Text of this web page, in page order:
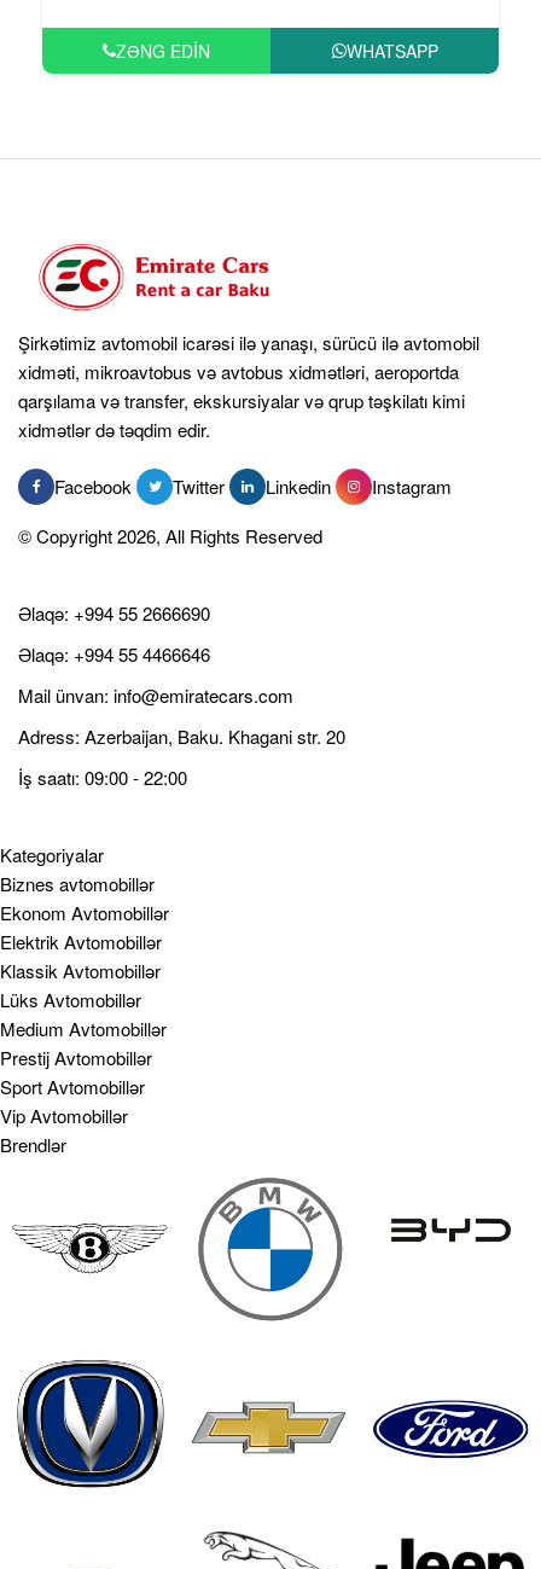
ZƏNG EDIN WHATSAPP
Şirkətimiz avtomobil icarəsi ilə yanaşı, sürücü ilə avtomobil
xidməti, mikroavtobus və avtobus xidmətləri, aeroportda
qarşılama və transfer, ekskursiyalar və qrup təşkilatı kimi
xidmətlər də təqdim edir.
Facebook Twitter Linkedin
Instagram
© Copyright 2026, All Rights Reserved
Əlaqə: +994 55 2666690
Əlaqə: +994 55 4466646
Mail ünvan: info@emiratecars.com
Adress: Azerbaijan, Baku. Khagani str. 20
İş saatı: 09:00 - 22:00
Kategoriyalar
Biznes avtomobillər
Ekonom Avtomobillər
Elektrik Avtomobillər
Klassik Avtomobillər
Lüks Avtomobillər
Medium Avtomobillər
Prestij Avtomobillər
Sport Avtomobillər
Vip Avtomobillər
Brendlər